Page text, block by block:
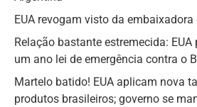
EUA revogam visto da embaixadora
Relação bastante estremecida:
um ano lei de emergência contra o
Martelo batido! EUA aplicam nova
produtos brasileiros; governo se